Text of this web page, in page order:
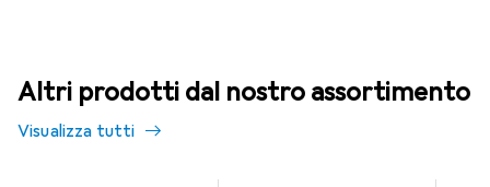
Altri prodotti dal nostro assortimento
Visualizza tutti